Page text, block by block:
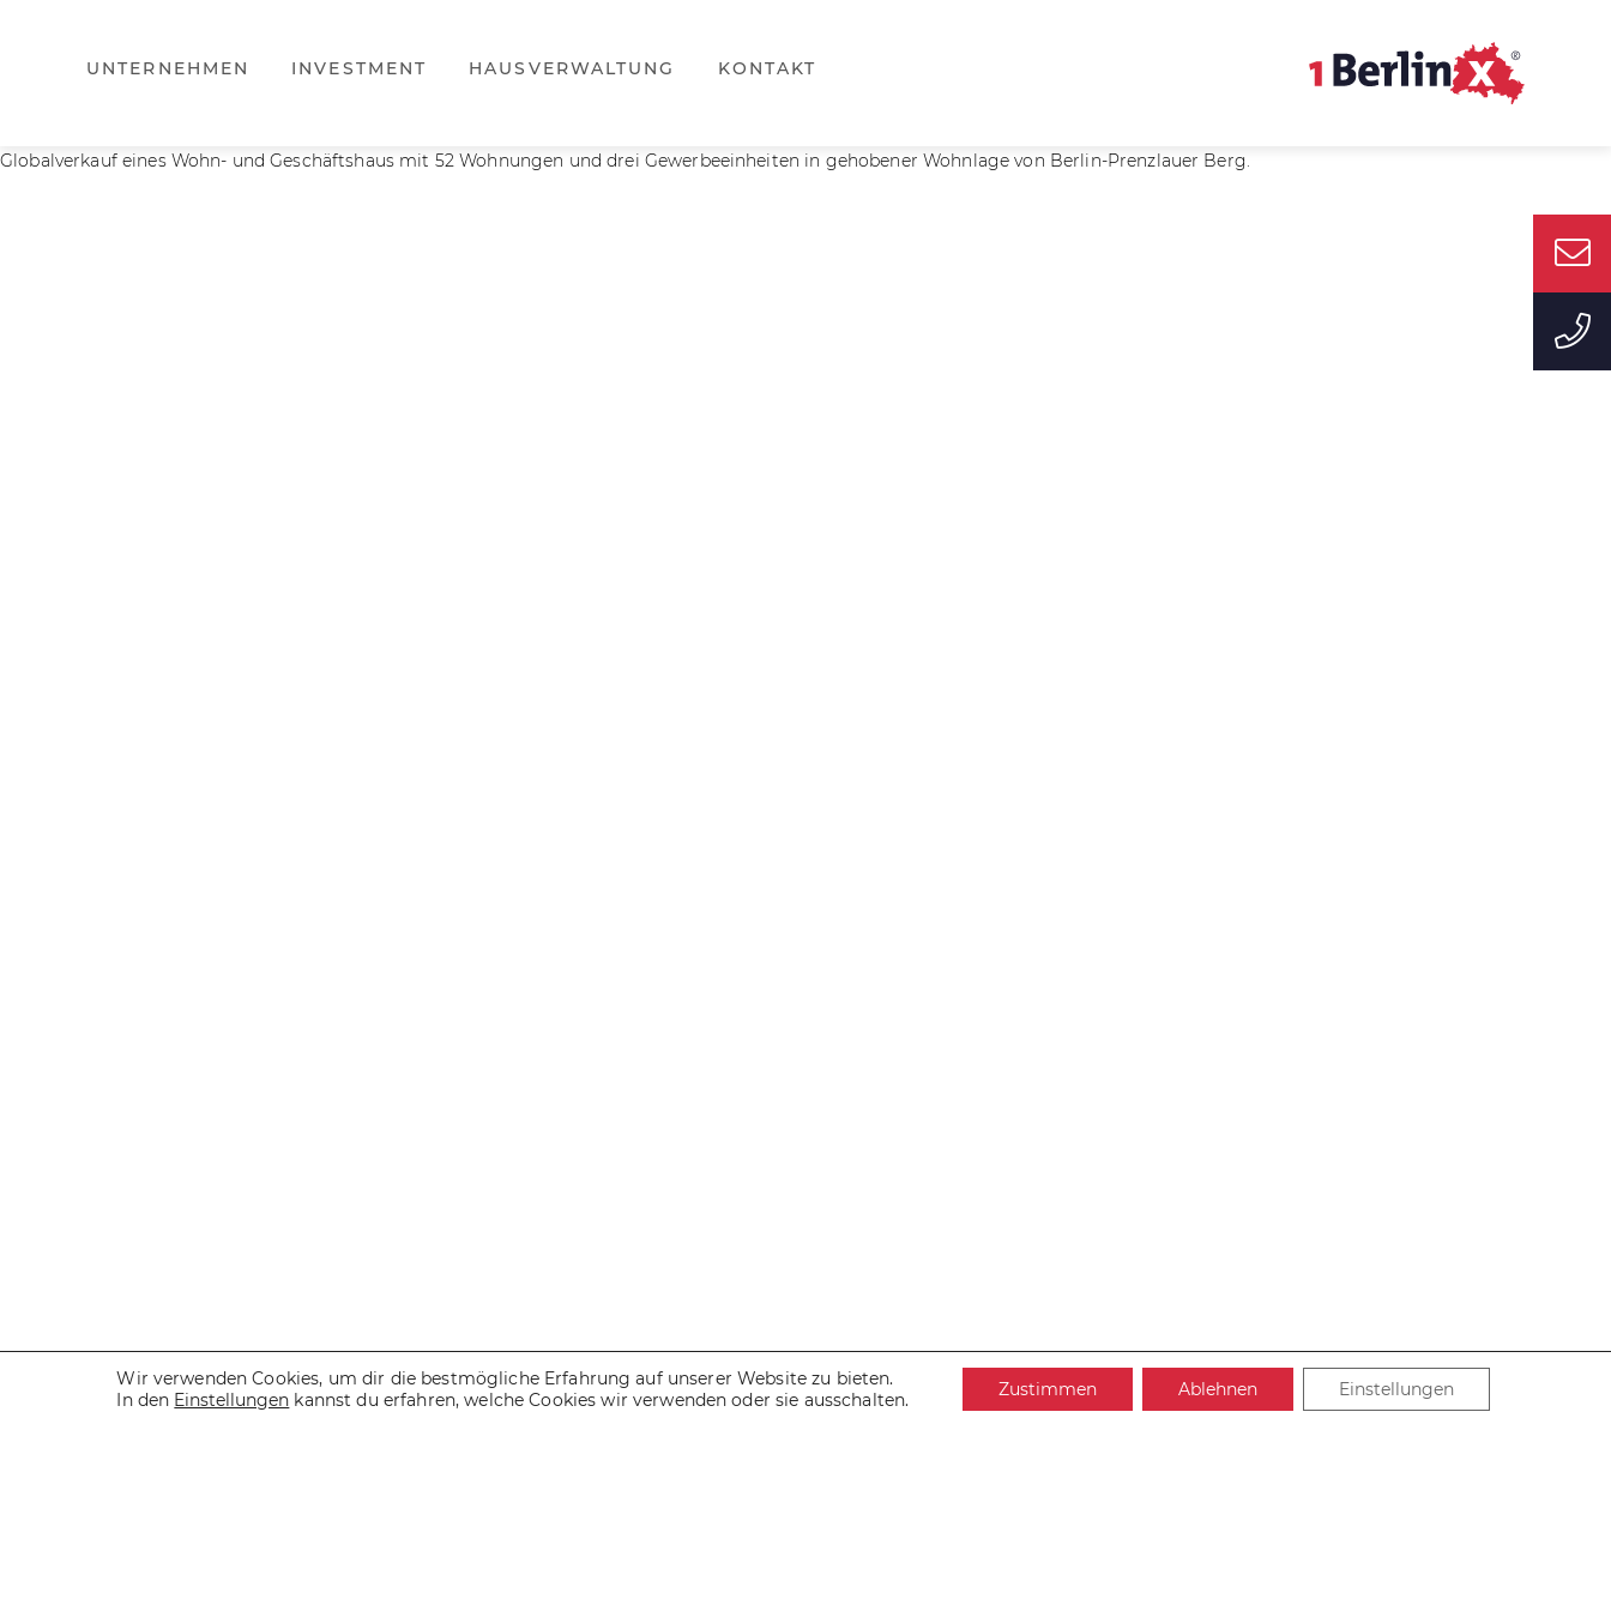
UNTERNEHMEN INVESTMENT HAUSVERWALTUNG KONTAKT
Globalverkauf eines Wohn- und Geschäftshaus mit 52 Wohnungen und drei Gewerbeeinheiten in gehobener Wohnlage von Berlin-Prenzlauer Berg.
Wir verwenden Cookies, um dir die bestmögliche Erfahrung auf unserer Website zu bieten.
In den Einstellungen kannst du erfahren, welche Cookies wir verwenden oder sie ausschalten. Zustimmen Ablehnen Einstellungen